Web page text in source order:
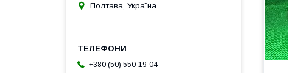
Полтава, Україна
+380 (50) 550-19-04